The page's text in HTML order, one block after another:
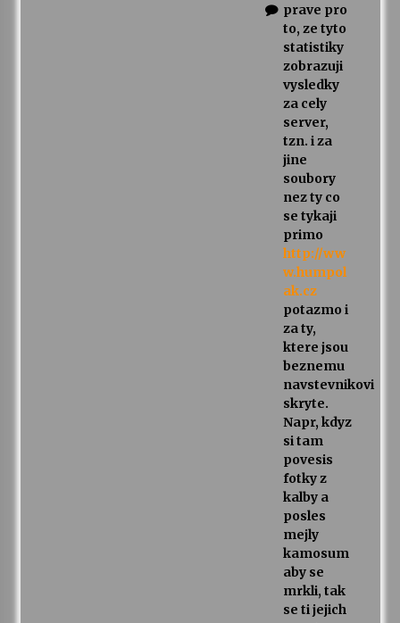
prave pro
to, ze tyto
statistiky
zobrazuji
vysledky
za cely
server,
tzn. i za
jine
soubory
nez ty co
se tykaji
primo
http://ww
w.humpol
ak.cz
potazmo i
za ty,
ktere jsou
beznemu
navstevnikovi
skryte.
Napr, kdyz
si tam
povesis
fotky z
kalby a
posles
mejly
kamosum
aby se
mrkli, tak
se ti jejich